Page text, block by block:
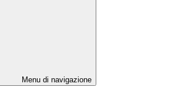
Menu di navigazione